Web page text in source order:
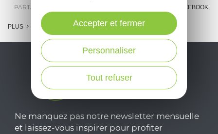
PARTAGER : FACEBOOK
PLUS
Ne manquez pas notre newsletter mensuelle
et laissez-vous inspirer pour profiter
Tout refuser
Personnaliser
Accepter et fermer